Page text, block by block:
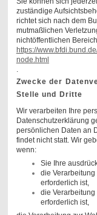
zuständige
richtet sich nach dem
mutmaßlichen
nichtöffentlichen
https://
node.html
.
Zwecke der
Stelle und Dritte
Wir verarbeiten Ihre
Datenschutzerklärung
persönlichen Daten an
findet nicht statt. Wir
wenn:
Sie Ihre
die Verarbeitung
erforderlich ist,
die
erforderlich ist,